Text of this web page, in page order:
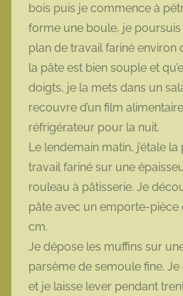
bois puis je commence à
forme une boule, je
plan de travail fariné environ
la pâte est bien souple et
doigts, je la mets dans un
recouvre d’un film
réfrigérateur pour la nuit.
Le lendemain matin, j’étale
travail fariné sur une
rouleau à pâtisserie. Je
pâte avec un emporte-pièce
cm.
Je dépose les muffins sur
parsème de semoule fine.
et je laisse lever pendant